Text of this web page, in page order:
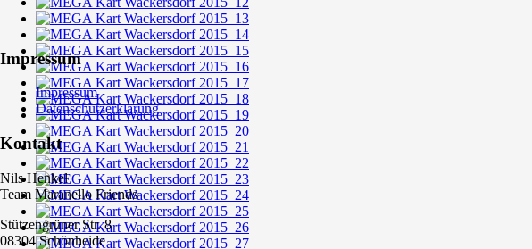
Impressum
Impressum
Datenschutzerklärung
Kontakt
Nils Henkel
Team Maranello Friends
Stützengrüner Str. 8
08304 Schönheide